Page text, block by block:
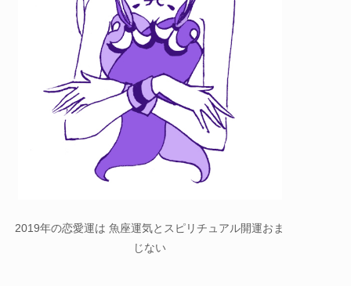
2019年の恋愛運は 魚座運気とスピリチュアル開運おま
じない